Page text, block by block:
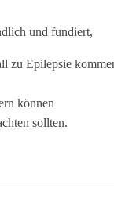
und fundiert,
zu Epilepsie
können
sollten.